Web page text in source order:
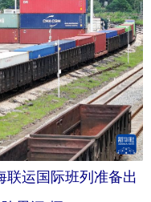
时尚 悦读
太网 上市公司
河北 山西
联运国际班列准备出